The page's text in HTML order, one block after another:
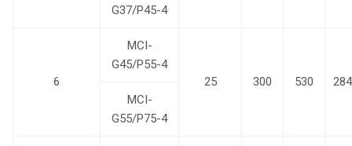
G37/P45-4
6
MCI-
G45/P55-4
25
300 530
284
MCI-
G55/P75-4